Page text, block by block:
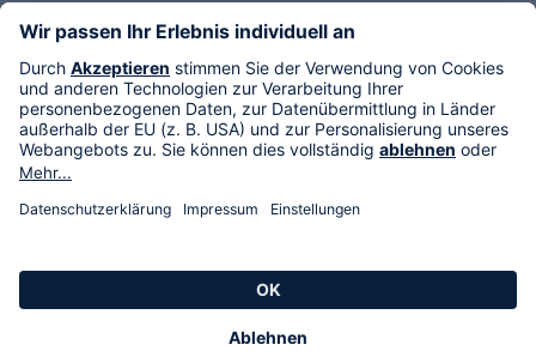
Im TV
HSE International